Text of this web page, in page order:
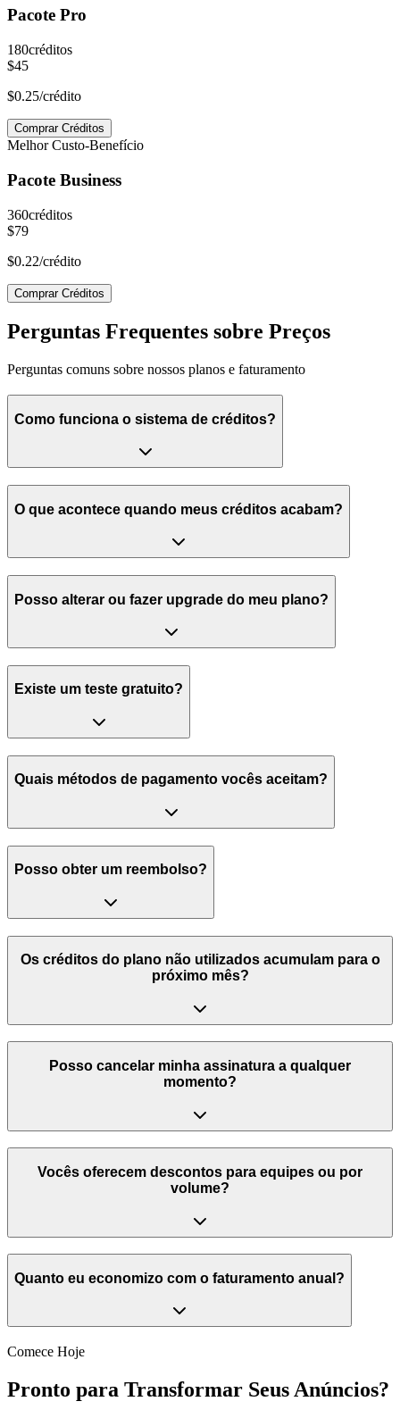
Pacote Pro
180créditos
$45
$0.25/crédito
Comprar Créditos
Melhor Custo-Benefício
Pacote Business
360créditos
$79
$0.22/crédito
Comprar Créditos
Perguntas Frequentes sobre Preços
Perguntas comuns sobre nossos planos e faturamento
Como funciona o sistema de créditos?
O que acontece quando meus créditos acabam?
Posso alterar ou fazer upgrade do meu plano?
Existe um teste gratuito?
Quais métodos de pagamento vocês aceitam?
Posso obter um reembolso?
Os créditos do plano não utilizados acumulam para o
próximo mês?
Posso cancelar minha assinatura a qualquer
momento?
Vocês oferecem descontos para equipes ou por
volume?
Quanto eu economizo com o faturamento anual?
Comece Hoje
Pronto para Transformar Seus Anúncios?